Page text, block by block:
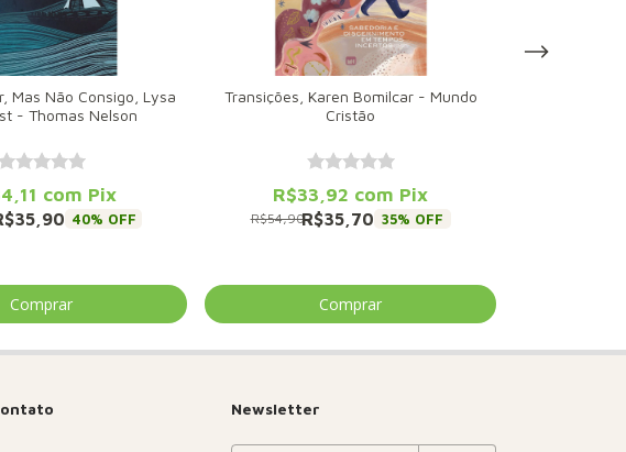
Mas Não Consigo, Lysa
- Thomas Nelson
40% OFF
com Pix
Transições, Karen Bomilcar - Mundo
Cristão
R$35,70
R$54,90 35% OFF
R$33,92 com Pix
Newsletter